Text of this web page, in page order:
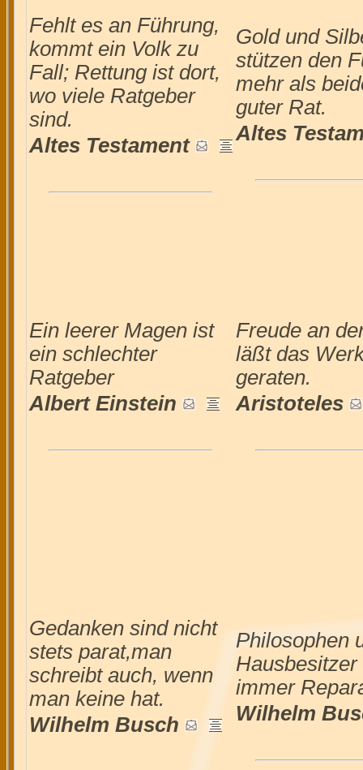
Fehlt es an Führung,
kommt ein Volk zu
Fall; Rettung ist dort,
wo viele Ratgeber
sind.
Altes Testament
Gold und
stützen den
mehr als
guter Rat.
Altes
Ein leerer Magen ist
ein schlechter
Ratgeber
Albert Einstein
Freude an
läßt das
geraten.
Aristoteles
Gedanken sind nicht
stets parat,man
schreibt auch, wenn
man keine hat.
Wilhelm Busch
Philosophen
Hausbesitzer
immer
Wilhelm